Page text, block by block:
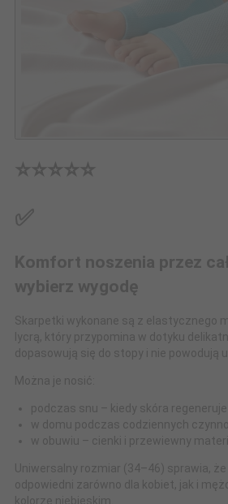
⭐⭐⭐⭐⭐
✅
Komfort noszenia przez
wybierz wygodę
Skarpetki wykonane są z elastycznego
lycrą, który przypomina w dotyku
dopasowują się do stopy i nie powodują
Można je nosić:
podczas snu – kiedy skóra
w domu podczas codziennych
w obuwiu – cienki i przewiewny
Uniwersalny rozmiar (34–46) sprawia,
odpowiedni zarówno dla kobiet, jak i
kolorze niebieskim.